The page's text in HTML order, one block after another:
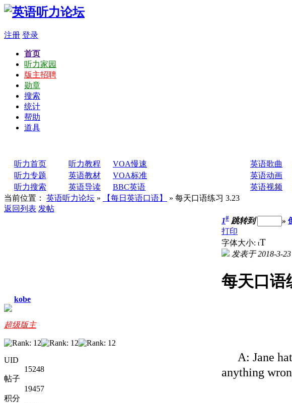
注册 登录
首页
听力家园
版主招聘
勋章
搜索
统计
帮助
道具
听力首页 听力教程 VOA慢速 英语歌曲
听力专题
英语教材 VOA标准 英语动画
听力搜索
英语导读 BBC英语 英语视频
当前位置： 英语听力论坛 » 【每日英语口语】
» 每天口语练习 3.23
返回列表 发帖
kobe
超级版主
UID
15248
帖子
19457
积分
1# 跳转到 »
打印
字体大小: tT
发表于 2018-3-
每天口语
A: Jane
anything